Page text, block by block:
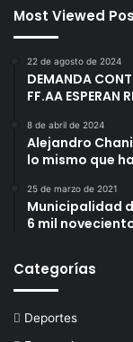
Most Viewed
22 de agosto de 2024
DEMANDA
FF.AA ESPERAN
8 de abril de 2024
Alejandro
lo mismo que
25 de marzo de 2021
Municipalidad
6 mil
Categorías
Deportes